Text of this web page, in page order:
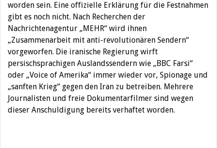
worden sein. Eine offizielle Erklärung für die Festnahmen
gibt es noch nicht. Nach Recherchen der
Nachrichtenagentur „MEHR“ wird ihnen
„Zusammenarbeit mit anti-revolutionären Sendern“
vorgeworfen. Die iranische Regierung wirft
persischsprachigen Auslandssendern wie „BBC Farsi“
oder „Voice of Amerika“ immer wieder vor, Spionage und
„sanften Krieg“ gegen den Iran zu betreiben. Mehrere
Journalisten und freie Dokumentarfilmer sind wegen
dieser Anschuldigung bereits verhaftet worden.